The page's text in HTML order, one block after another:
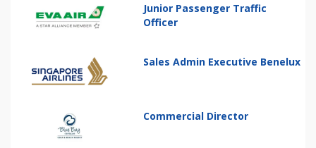
Junior Passenger Traffic
Officer
Sales Admin Executive Benelux
Commercial Director